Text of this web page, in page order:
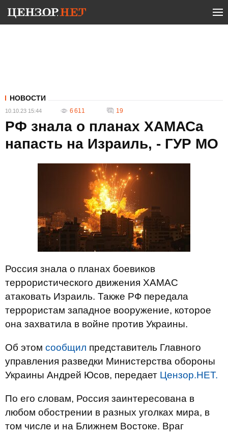
НОВОСТИ
10.10.23 15:44 6 611 19
РФ знала о планах ХАМАСа
напасть на Израиль, - ГУР МО
Россия знала о планах боевиков
террористического движения ХАМАС
атаковать Израиль. Также РФ передала
террористам западное вооружение, которое
она захватила в войне против Украины.
Об этом сообщил представитель Главного
управления разведки Министерства обороны
Украины Андрей Юсов, передает Цензор.НЕТ.
По его словам, Россия заинтересована в
любом обострении в разных уголках мира, в
том числе и на Ближнем Востоке. Враг